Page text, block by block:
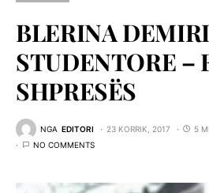
BLERINA
STUDENTORE –
SHPRESËS
NGA EDITORI 23 KORRIK, 2017
5
NO COMMENTS